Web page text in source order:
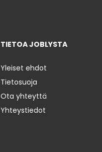
TIETOA JOBLYSTA
Yleiset ehdot
Tietosuoja
Ota yhteyttä
Yhteystiedot